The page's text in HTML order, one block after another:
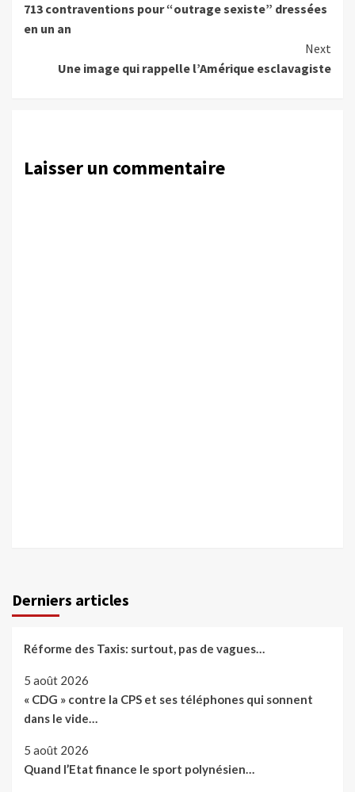
Reading
713 contraventions pour “outrage sexiste” dressées
en un an
Next
Une image qui rappelle l’Amérique esclavagiste
Laisser un commentaire
Derniers articles
Réforme des Taxis: surtout, pas de vagues…
5 août 2026
« CDG » contre la CPS et ses téléphones qui sonnent
dans le vide…
5 août 2026
Quand l’Etat finance le sport polynésien…